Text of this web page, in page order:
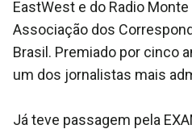
EastWest e do Radio
Associação dos
Brasil. Premiado por cinco
um dos jornalistas mais
Já teve passagem pela